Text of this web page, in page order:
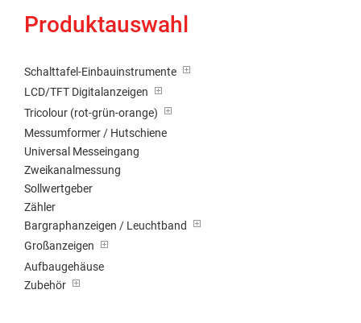
Produktauswahl
Schalttafel-Einbauinstrumente
LCD/TFT Digitalanzeigen
Tricolour (rot-grün-orange)
Messumformer / Hutschiene
Universal Messeingang
Zweikanalmessung
Sollwertgeber
Zähler
Bargraphanzeigen / Leuchtband
Großanzeigen
Aufbaugehäuse
Zubehör